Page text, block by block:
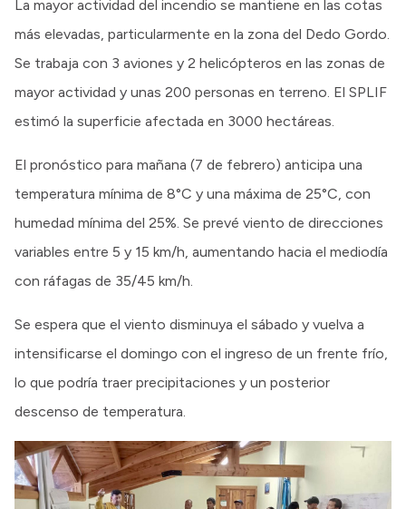
La mayor actividad del incendio se mantiene en las cotas
más elevadas, particularmente en la zona del Dedo Gordo.
Se trabaja con 3 aviones y 2 helicópteros en las zonas de
mayor actividad y unas 200 personas en terreno. El SPLIF
estimó la superficie afectada en 3000 hectáreas.
El pronóstico para mañana (7 de febrero) anticipa una
temperatura mínima de 8°C y una máxima de 25°C, con
humedad mínima del 25%. Se prevé viento de direcciones
variables entre 5 y 15 km/h, aumentando hacia el mediodía
con ráfagas de 35/45 km/h.
Se espera que el viento disminuya el sábado y vuelva a
intensificarse el domingo con el ingreso de un frente frío,
lo que podría traer precipitaciones y un posterior
descenso de temperatura.